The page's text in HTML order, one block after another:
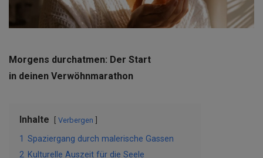
Morgens durchatmen: Der Start
in deinen Verwöhnmarathon
Inhalte Verbergen
1 Spaziergang durch malerische Gassen
2 Kulturelle Auszeit für die Seele